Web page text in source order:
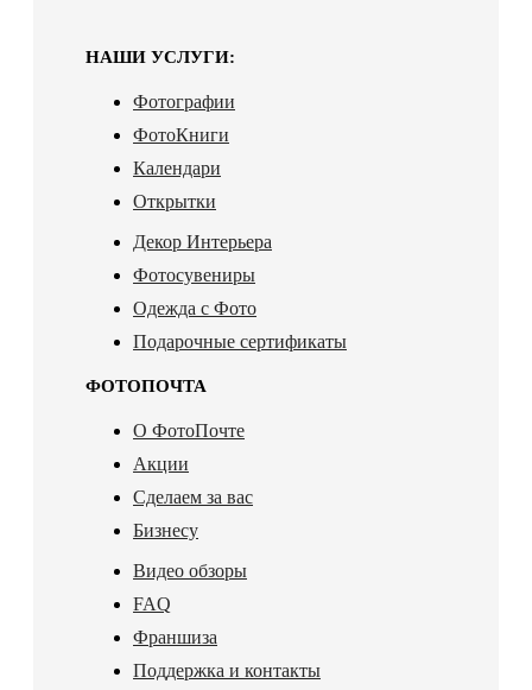
НАШИ УСЛУГИ:
Фотографии
ФотоКниги
Календари
Открытки
Декор Интерьера
Фотосувениры
Одежда с Фото
Подарочные сертификаты
ФОТОПОЧТА
О ФотоПочте
Акции
Сделаем за вас
Бизнесу
Видео обзоры
FAQ
Франшиза
Поддержка и контакты